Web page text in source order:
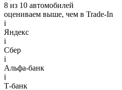
8 из 10 автомобилей
оцениваем выше, чем в Trade‑In
i
Яндекс
i
Сбер
i
Альфа-банк
i
Т-банк